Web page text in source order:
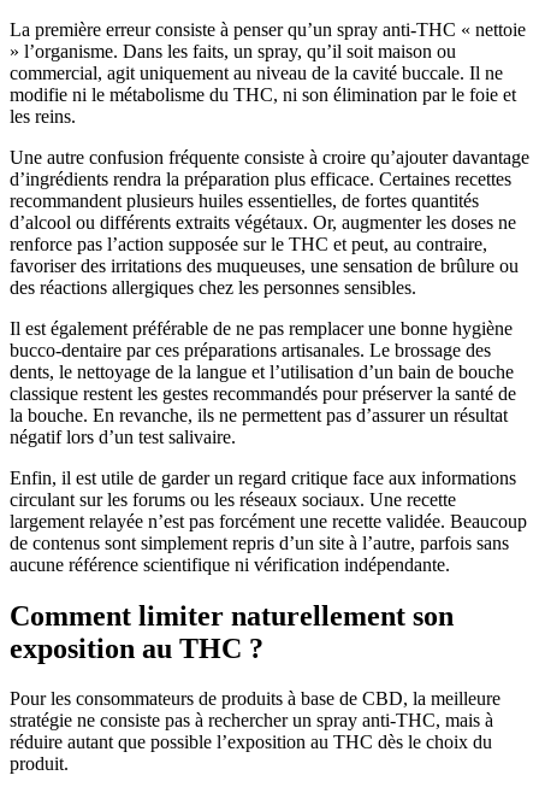
La première erreur consiste à penser qu’un spray anti-THC « nettoie
» l’organisme. Dans les faits, un spray, qu’il soit maison ou
commercial, agit uniquement au niveau de la cavité buccale. Il ne
modifie ni le métabolisme du THC, ni son élimination par le foie et
les reins.
Une autre confusion fréquente consiste à croire qu’ajouter davantage
d’ingrédients rendra la préparation plus efficace. Certaines recettes
recommandent plusieurs huiles essentielles, de fortes quantités
d’alcool ou différents extraits végétaux. Or, augmenter les doses ne
renforce pas l’action supposée sur le THC et peut, au contraire,
favoriser des irritations des muqueuses, une sensation de brûlure ou
des réactions allergiques chez les personnes sensibles.
Il est également préférable de ne pas remplacer une bonne hygiène
bucco-dentaire par ces préparations artisanales. Le brossage des
dents, le nettoyage de la langue et l’utilisation d’un bain de bouche
classique restent les gestes recommandés pour préserver la santé de
la bouche. En revanche, ils ne permettent pas d’assurer un résultat
négatif lors d’un test salivaire.
Enfin, il est utile de garder un regard critique face aux informations
circulant sur les forums ou les réseaux sociaux. Une recette
largement relayée n’est pas forcément une recette validée. Beaucoup
de contenus sont simplement repris d’un site à l’autre, parfois sans
aucune référence scientifique ni vérification indépendante.
Comment limiter naturellement son
exposition au THC ?
Pour les consommateurs de produits à base de CBD, la meilleure
stratégie ne consiste pas à rechercher un spray anti-THC, mais à
réduire autant que possible l’exposition au THC dès le choix du
produit.